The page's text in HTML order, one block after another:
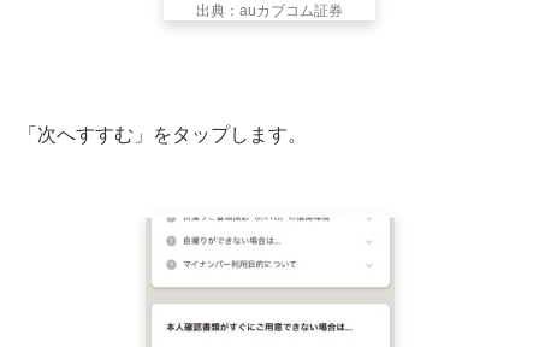
出典：auカブコム証券
「次へすすむ」をタップします。